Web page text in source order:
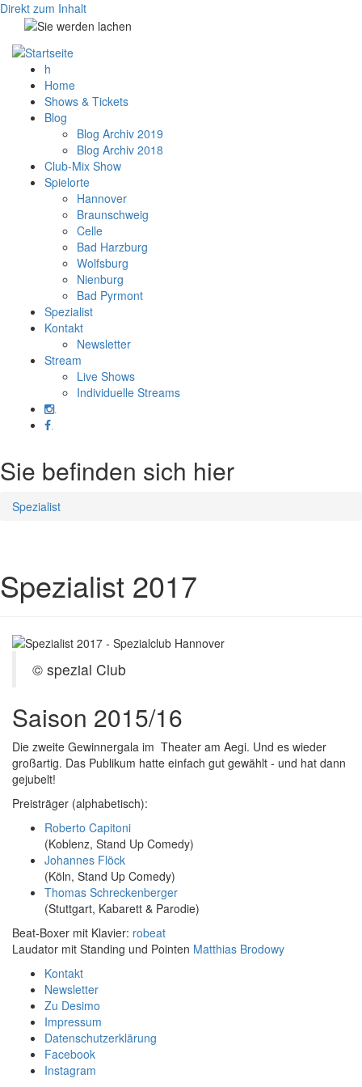
Direkt zum Inhalt
h
Home
Shows & Tickets
Blog
Blog Archiv 2019
Blog Archiv 2018
Club-Mix Show
Spielorte
Hannover
Braunschweig
Celle
Bad Harzburg
Wolfsburg
Nienburg
Bad Pyrmont
Spezialist
Kontakt
Newsletter
Stream
Live Shows
Individuelle Streams
.
Sie befinden sich hier
Spezialist
Spezialist 2017
© spezial Club
Saison 2015/16
Die zweite Gewinnergala im Theater am Aegi. Und es wieder
großartig. Das Publikum hatte einfach gut gewählt - und hat dann
gejubelt!
Preisträger (alphabetisch):
Roberto Capitoni
(Koblenz, Stand Up Comedy)
Johannes Flöck
(Köln, Stand Up Comedy)
Thomas Schreckenberger
(Stuttgart, Kabarett & Parodie)
Beat-Boxer mit Klavier: robeat
Laudator mit Standing und Pointen Matthias Brodowy
Kontakt
Newsletter
Zu Desimo
Impressum
Datenschutzerklärung
Facebook
Instagram